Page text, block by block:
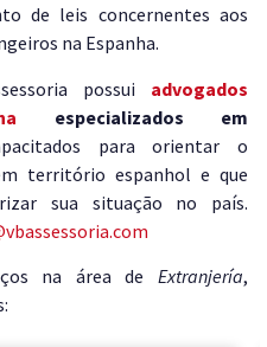
de leis concernentes aos
na Espanha.
possui advogados
especializados em
para orientar o
território espanhol e que
sua situação no país.
na área de Extranjería,